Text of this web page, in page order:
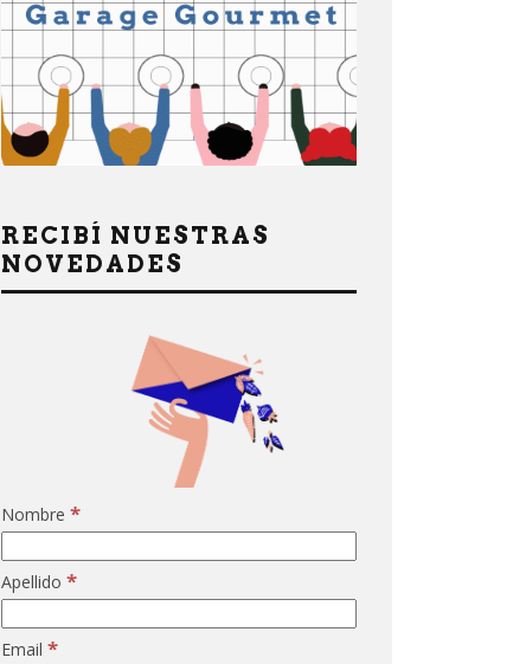
RECIBÍ NUESTRAS
NOVEDADES
Nombre *
Apellido *
Email *